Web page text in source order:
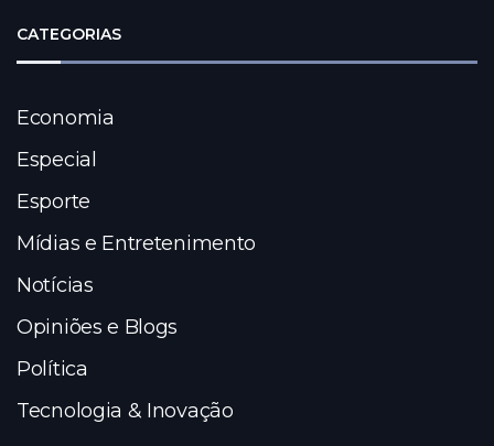
CATEGORIAS
Economia
Especial
Esporte
Mídias e Entretenimento
Notícias
Opiniões e Blogs
Política
Tecnologia & Inovação